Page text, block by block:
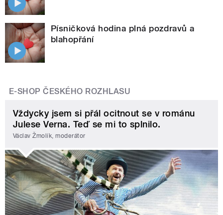
Písničková hodina plná pozdravů a
blahopřání
E-SHOP ČESKÉHO ROZHLASU
Vždycky jsem si přál ocitnout se v románu
Julese Verna. Teď se mi to splnilo.
Václav Žmolík, moderátor